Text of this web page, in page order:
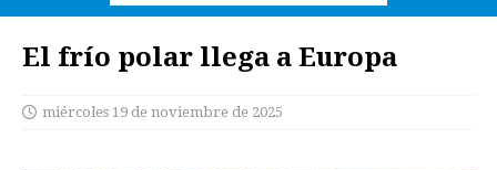
El frío polar llega a Europa
miércoles 19 de noviembre de 2025